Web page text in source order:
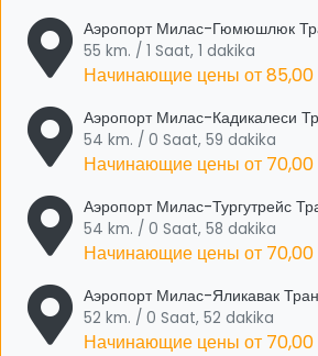
Аэропорт Милас-Гюмюшлюк
55 km. / 1 Saat, 1 dakika
Начинающие цены от
Аэропорт Милас-Кадикалеси
54 km. / 0 Saat, 59 dakika
Начинающие цены от
Аэропорт Милас-Тургутрейс
54 km. / 0 Saat, 58 dakika
Начинающие цены от
Аэропорт Милас-Яликавак
52 km. / 0 Saat, 52 dakika
Начинающие цены от